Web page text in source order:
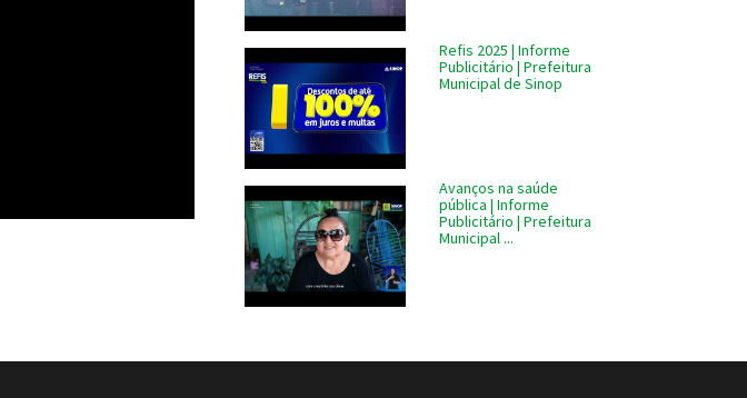
Refis 2025 | Informe
Publicitário | Prefeitura
Municipal de Sinop
Avanços na saúde
pública | Informe
Publicitário | Prefeitura
Municipal ...